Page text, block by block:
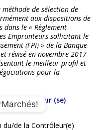
de sélection de
aux dispositions de
dans le « Règlement
Emprunteurs sollicitant le
(FPI) » de la Banque
révisé en novembre 2017
le meilleur profil et
pour la
la Contrôleur (se)
de la Contrôleur(e)